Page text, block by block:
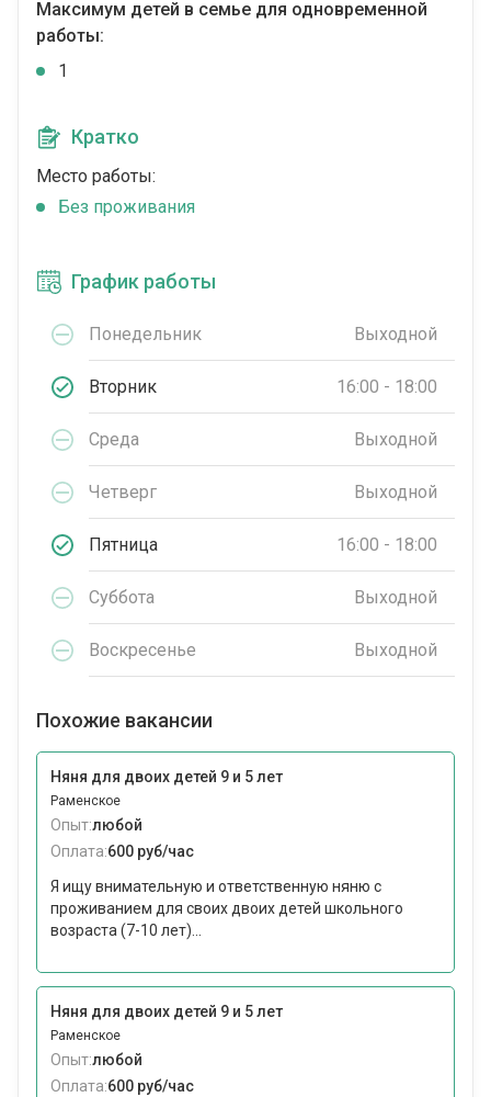
Максимум детей в семье для одновременной
работы:
1
Кратко
Место работы:
Без проживания
График работы
Понедельник Выходной
Вторник 16:00 - 18:00
Среда Выходной
Четверг Выходной
Пятница 16:00 - 18:00
Суббота Выходной
Воскресенье Выходной
Похожие вакансии
Няня для двоих детей 9 и 5 лет
Раменское
Опыт:любой
Оплата:600 руб/час
Я ищу внимательную и ответственную няню с
проживанием для своих двоих детей школьного
возраста (7-10 лет)...
Няня для двоих детей 9 и 5 лет
Раменское
Опыт:любой
Оплата:600 руб/час